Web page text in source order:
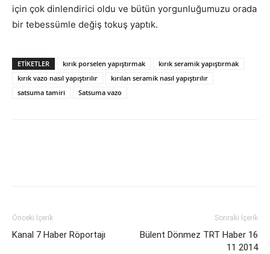
için çok dinlendirici oldu ve bütün yorgunluğumuzu orada
bir tebessümle değiş tokuş yaptık.
ETIKETLER kırık porselen yapıştırmak
kırık seramik yapıştırmak
kırık vazo nasıl yapıştırılır
kırılan seramik nasıl yapıştırılır
satsuma tamiri
Satsuma vazo
Önceki İçerik
Kanal 7 Haber Röportajı
Sonraki İçerik
Bülent Dönmez TRT Haber 16
11 2014